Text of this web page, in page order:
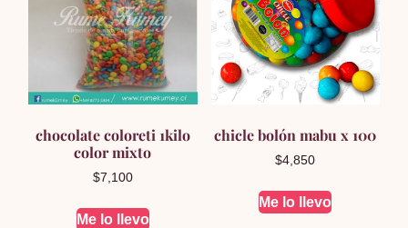
chocolate coloreti 1kilo
color mixto
$7,100
Me lo llevo
chicle bolón mabu x 100
$4,850
Me lo llevo